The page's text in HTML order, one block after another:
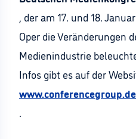
, der am 17. und 18.
Oper die Veränderungen
Medienindustrie
Infos gibt es auf der
www.conferencegroup.de
.